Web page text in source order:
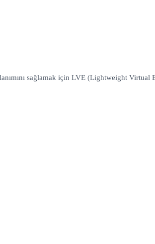
sağlamak için LVE (Lightweight